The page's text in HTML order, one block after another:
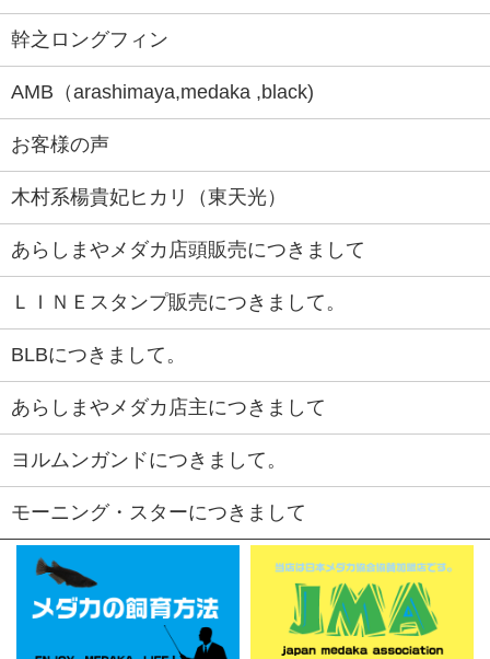
幹之ロングフィン
AMB（arashimaya,medaka ,black)
お客様の声
木村系楊貴妃ヒカリ（東天光）
あらしまやメダカ店頭販売につきまして
ＬＩＮＥスタンプ販売につきまして。
BLBにつきまして。
あらしまやメダカ店主につきまして
ヨルムンガンドにつきまして。
モーニング・スターにつきまして